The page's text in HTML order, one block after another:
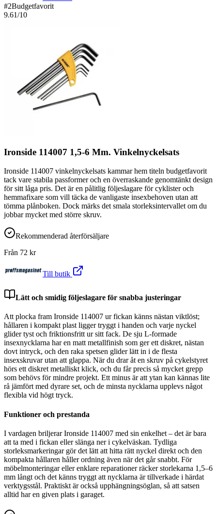
#2Budgetfavorit
9.61/10
Ironside 114007 1,5-6 Mm. Vinkelnyckelsats
Ironside 114007 vinkelnyckelsats kammar hem titeln budgetfavorit
tack vare stabila passformer och en överraskande genomtänkt design
för sitt låga pris. Det är en pålitlig följeslagare för cyklister och
hemmafixare som vill täcka de vanligaste insexbehoven utan att
tömma plånboken. Dock märks det smala storleksintervallet om du
jobbar mycket med större skruv.
Rekommenderad återförsäljare
Från 72 kr
Till butik
Lätt och smidig följeslagare för snabba justeringar
Att plocka fram Ironside 114007 ur fickan känns nästan viktlöst;
hållaren i kompakt plast ligger tryggt i handen och varje nyckel
glider tyst och friktionsfritt ur sitt fack. De sju L-formade
insexnycklarna har en matt metallfinish som ger ett diskret, nästan
dovt intryck, och den raka spetsen glider lätt in i de flesta
insexskruvar utan att glappa. När du drar åt en skruv på cykelstyret
hörs ett diskret metalliskt klick, och du får precis så mycket grepp
som behövs för mindre projekt. Ett minus är att ytan kan kännas lite
rå jämfört med dyrare set, och de minsta nycklarna upplevs något
flexibla vid högt tryck.
Funktioner och prestanda
I vardagen briljerar Ironside 114007 med sin enkelhet – det är bara
att ta med i fickan eller slänga ner i cykelväskan. Tydliga
storleksmarkeringar gör det lätt att hitta rätt nyckel direkt och den
kompakta hållaren håller ordning även när det går snabbt. För
möbelmonteringar eller enklare reparationer räcker storlekarna 1,5–6
mm långt och det känns tryggt att nycklarna är tillverkade i härdat
verktygsstål. Praktiskt är också upphängningsöglan, så att satsen
alltid har en given plats i garaget.